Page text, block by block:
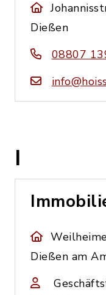
Dießen
08807
I
Dießen am